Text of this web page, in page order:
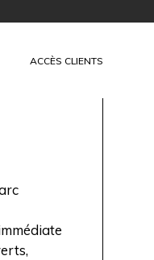
ACCÈS CLIENTS